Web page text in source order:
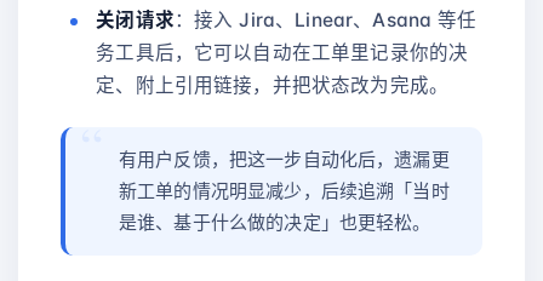
关闭请求：接入 Jira、Linear、Asana 等任
务工具后，它可以自动在工单里记录你的决
定、附上引用链接，并把状态改为完成。
有用户反馈，把这一步自动化后，遗漏更
新工单的情况明显减少，后续追溯「当时
是谁、基于什么做的决定」也更轻松。